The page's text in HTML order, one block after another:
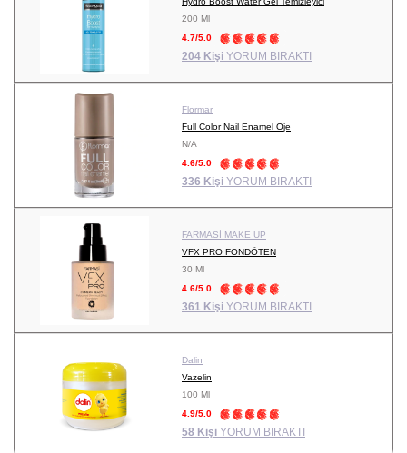
200 Ml
4.7/5.0
204 Kişi YORUM BIRAKTI
Flormar
Full Color Nail Enamel Oje
N/A
4.6/5.0
336 Kişi YORUM BIRAKTI
FARMASİ MAKE UP
VFX PRO FONDÖTEN
30 Ml
4.6/5.0
361 Kişi YORUM BIRAKTI
Dalin
Vazelin
100 Ml
4.9/5.0
58 Kişi YORUM BIRAKTI